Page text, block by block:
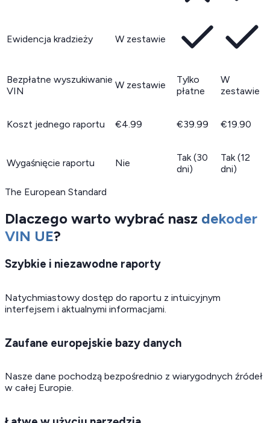
Ewidencja kradzieży W zestawie
Bezpłatne wyszukiwanie
VIN
W zestawie
Tylko
płatne
W
zestawie
Koszt jednego raportu €4.99 €39.99 €19.90
Wygaśnięcie raportu Nie
Tak (30
dni)
Tak (12
dni)
The European Standard
Dlaczego warto wybrać nasz dekoder
VIN UE?
Szybkie i niezawodne raporty
Natychmiastowy dostęp do raportu z intuicyjnym
interfejsem i aktualnymi informacjami.
Zaufane europejskie bazy danych
Nasze dane pochodzą bezpośrednio z wiarygodnych źródeł
w całej Europie.